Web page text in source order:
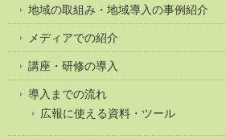
地域の取組み・地域導入の事例紹介
メディアでの紹介
講座・研修の導入
導入までの流れ
広報に使える資料・ツール